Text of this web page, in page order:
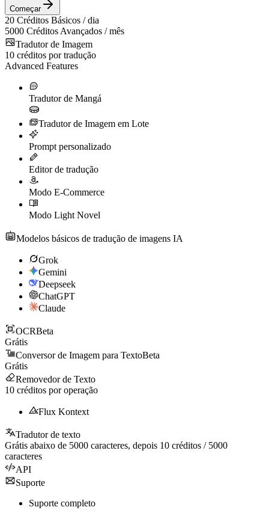
Começar
20 Créditos Básicos / dia
5000 Créditos Avançados / mês
Tradutor de Imagem
10 créditos por tradução
Advanced Features
Tradutor de Mangá
Tradutor de Imagem em Lote
Prompt personalizado
Editor de tradução
Modo E-Commerce
Modo Light Novel
Modelos básicos de tradução de imagens IA
Grok
Gemini
Deepseek
ChatGPT
Claude
OCRBeta
Grátis
Conversor de Imagem para TextoBeta
Grátis
Removedor de Texto
10 créditos por operação
Flux Kontext
Tradutor de texto
Grátis abaixo de 5000 caracteres, depois 10 créditos / 5000
caracteres
API
Suporte
Suporte completo